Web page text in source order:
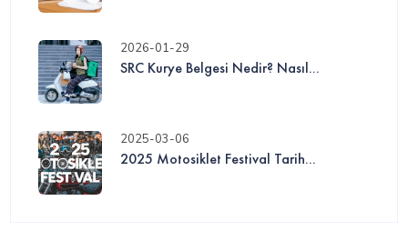
2026-01-29
SRC Kurye Belgesi Nedir? Nasıl...
2025-03-06
2025 Motosiklet Festival Tarih...